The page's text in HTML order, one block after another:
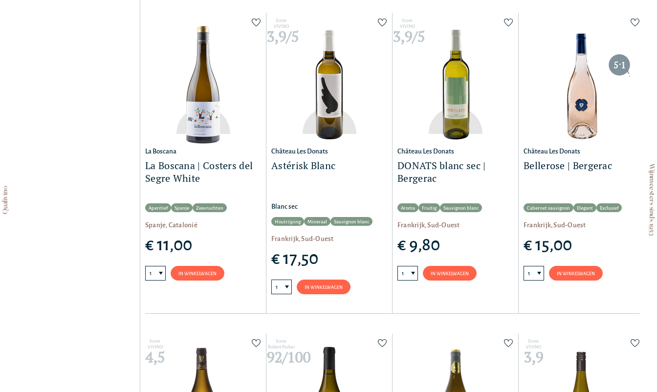
Qualivino Wijnmeesters sinds 1953
La Boscana
La Boscana | Costers del
Segre White
Aperitief Spanje Zeevruchten
Spanje, Catalonië
€ 11,00
IN WINKELWAGEN
Score
VIVINO
3,9/5
Château Les Donats
Astérisk Blanc
Blanc sec
Houtrijping Mineraal Sauvignon blanc
Frankrijk, Sud-Ouest
€ 17,50
IN WINKELWAGEN
Score
VIVINO
3,9/5
Château Les Donats
DONATS blanc sec |
Bergerac
Aroma Fruitig Sauvignon blanc
Frankrijk, Sud-Ouest
€ 9,80
IN WINKELWAGEN
5+1
Château Les Donats
Bellerose | Bergerac
Cabernet sauvignon Elegant Exclusief
Frankrijk, Sud-Ouest
€ 15,00
IN WINKELWAGEN
Score
VIVINO
4,5
Score
Robert Parker
92/100
Score
VIVINO
3,9